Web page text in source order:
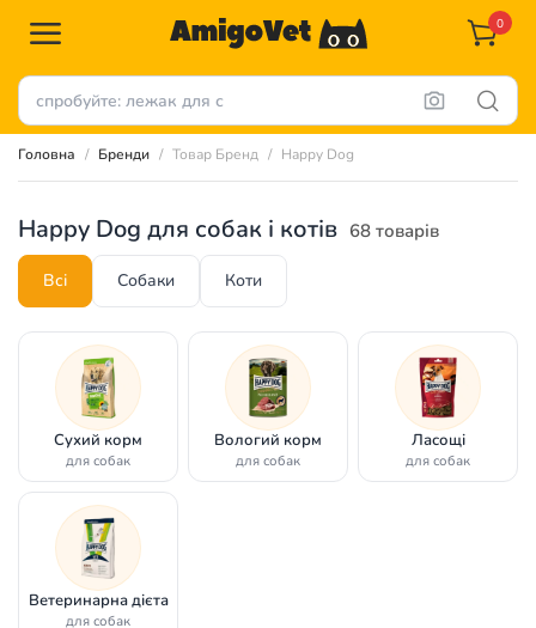
0
Головна Бренди Товар Бренд Happy Dog
Happy Dog для собак і котів 68 товарів
Всі Собаки Коти
Сухий корм
для собак
Вологий корм
для собак
Ласощі
для собак
Ветеринарна дієта
для собак